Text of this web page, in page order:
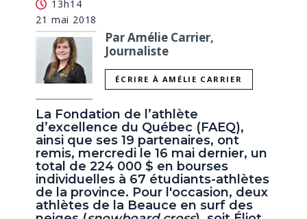
13h14
21 mai 2018
Par Amélie Carrier,
Journaliste
ÉCRIRE À AMÉLIE CARRIER
La Fondation de l’athlète
d’excellence du Québec (FAEQ),
ainsi que ses 19 partenaires, ont
remis, mercredi le 16 mai dernier, un
total de 224 000 $ en bourses
individuelles à 67 étudiants-athlètes
de la province. Pour l'occasion, deux
athlètes de la Beauce en surf des